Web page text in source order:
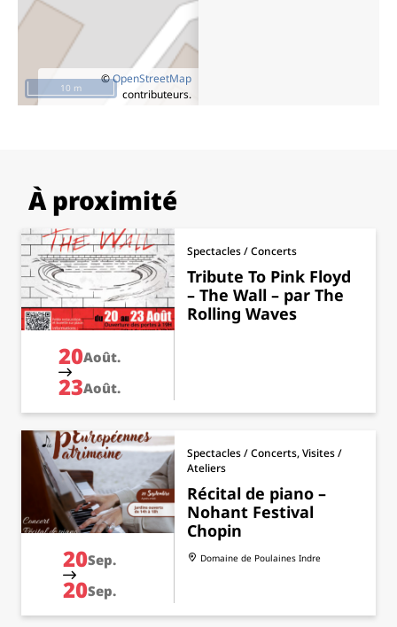
©OpenStreetMap
contributeurs.
10 m
À proximité
20Août.
23Août.
Spectacles / Concerts
Tribute To Pink Floyd
– The Wall – par The
Rolling Waves
20Sep.
20Sep.
Spectacles / Concerts, Visites /
Ateliers
Récital de piano –
Nohant Festival
Chopin
Domaine de PoulainesIndre